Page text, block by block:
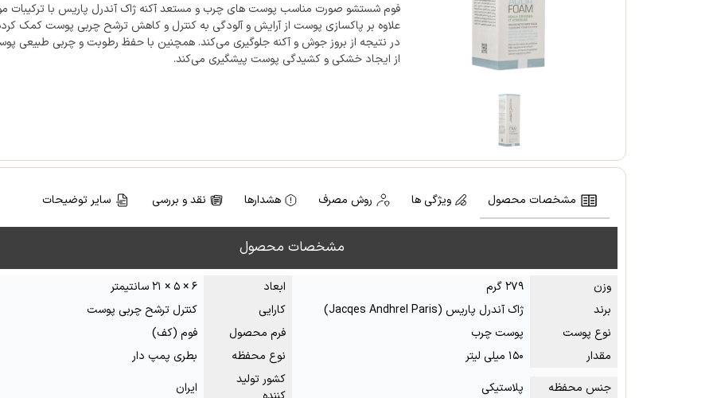
فوم شستشو صورت مناسب پوست‌ های چرب و مستعد آکنه ژاک آندرل پاریس با ترکیبات
علاوه بر پاکسازی پوست از آرایش و آلودگی به کنترل و کاهش ترشح چربی پوست کمک
در نتیجه از بروز جوش و آکنه جلوگیری می‌کند. همچنین با حفظ رطوبت و چربی طبیعی
از ایجاد خشکی و کشیدگی پوست پیشگیری می‌کند.
مشخصات محصول ویژگی ها روش مصرف هشدارها نقد و بررسی سایر توضیحات
مشخصات محصول
وزن ۲۷۹ گرم ابعاد
۶ × ۵ × ۲۱ سانتیمتر
برند
ژاک آندرل پاریس (Jacqes Andhrel Paris) کارایی
کنترل ترشح چربی پوست
نوع پوست
پوست چرب فرم محصول
فوم (کف)
مقدار
۱۵۰ میلی لیتر نوع محفظه
بطری پمپ دار
جنس محفظه
پلاستیکی
کشور تولید
ایران